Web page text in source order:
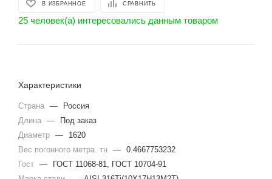
В ИЗБРАННОЕ СРАВНИТЬ
25 человек(а) интересовались данным товаром
Характеристики
Страна —
Россия
Длина —
Под заказ
Диаметр —
1620
Вес погонного метра. тн — 0.4667753232
Гост —
ГОСТ 11068-81, ГОСТ 10704-91